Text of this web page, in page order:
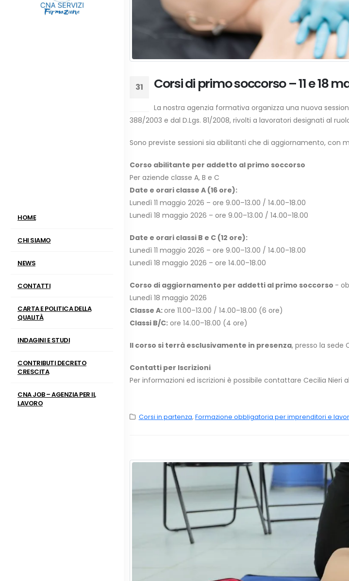
HOME
CHI SIAMO
NEWS
CONTATTI
CARTA E POLITICA DELLA
QUALITÀ
INDAGINI E STUDI
CONTRIBUTI DECRETO
CRESCITA
CNA JOB – AGENZIA PER IL
LAVORO
31 Corsi di primo soccorso – 11 e 18
La nostra agenzia formativa organizza una nuova
388/2003 e dal D.Lgs. 81/2008, rivolti a lavoratori designati al
Sono previste sessioni sia abilitanti che di aggiornamento, con
Corso abilitante per addetto al primo soccorso
Per aziende classe A, B e C
Date e orari classe A (16 ore):
Lunedì 11 maggio 2026 – ore 9.00–13.00 / 14.00–18.00
Lunedì 18 maggio 2026 – ore 9.00–13.00 / 14.00–18.00
Date e orari classi B e C (12 ore):
Lunedì 11 maggio 2026 – ore 9.00–13.00 / 14.00–18.00
Lunedì 18 maggio 2026 – ore 14.00–18.00
Corso di aggiornamento per addetti al primo soccorso -
Lunedì 18 maggio 2026
Classe A:ore 11.00–13.00 / 14.00–18.00 (6 ore)
Classi B/C: ore 14.00–18.00 (4 ore)
Il corso si terrà esclusivamente in presenza, presso la sede
Contatti per Iscrizioni
Per informazioni ed iscrizioni è possibile contattare Cecilia Nieri
Corsi in partenza, Formazione obbligatoria per imprenditori e